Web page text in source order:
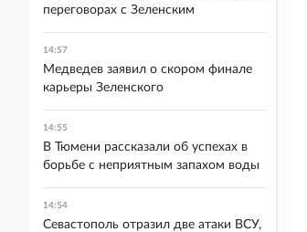
переговорах с Зеленским
14:57
Медведев заявил о скором финале
карьеры Зеленского
14:55
В Тюмени рассказали об успехах в
борьбе с неприятным запахом воды
14:54
Севастополь отразил две атаки ВСУ,